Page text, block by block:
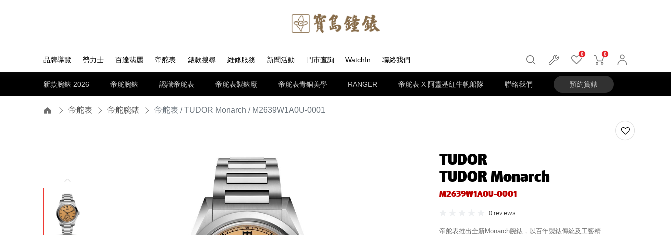
品牌導覽 勞力士 百達翡麗 帝舵表 錶款搜尋 維修服務 新聞活動 門市查詢 WatchIn 聯絡我們
0 0
新款腕錶 2026 帝舵腕錶 認識帝舵表 帝舵表製錶廠 帝舵表青銅美學 RANGER 帝舵表 X 阿靈基紅牛帆船隊 聯絡我們 預約賞錶
帝舵表 帝舵腕錶 帝舵表 / TUDOR Monarch / M2639W1A0U-0001
TUDOR
TUDOR Monarch
M2639W1A0U-0001
0 reviews
帝舵表推出全新Monarch腕錶，以百年製錶傳統及工藝精